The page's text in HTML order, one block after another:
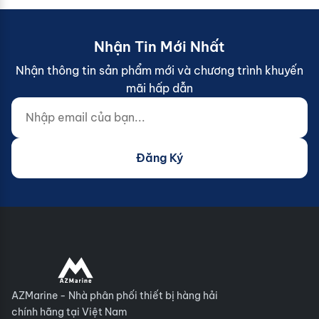
Nhận Tin Mới Nhất
Nhận thông tin sản phẩm mới và chương trình khuyến
mãi hấp dẫn
Nhập email của bạn...
Website (do not fill)
Đăng Ký
AZMarine - Nhà phân phối thiết bị hàng hải
chính hãng tại Việt Nam